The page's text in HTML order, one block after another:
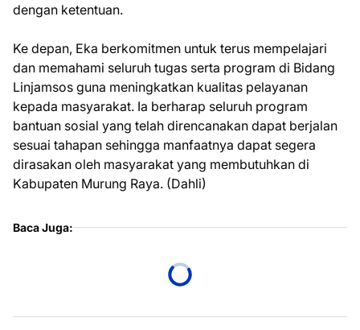
dengan ketentuan.
Ke depan, Eka berkomitmen untuk terus mempelajari
dan memahami seluruh tugas serta program di Bidang
Linjamsos guna meningkatkan kualitas pelayanan
kepada masyarakat. Ia berharap seluruh program
bantuan sosial yang telah direncanakan dapat berjalan
sesuai tahapan sehingga manfaatnya dapat segera
dirasakan oleh masyarakat yang membutuhkan di
Kabupaten Murung Raya. (Dahli)
Baca Juga: